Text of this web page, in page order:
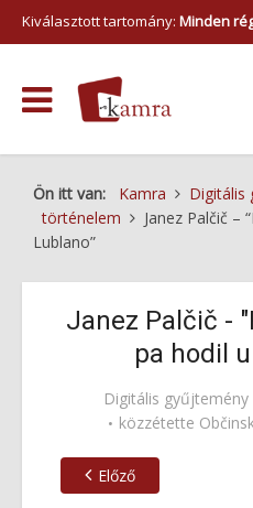
Kiválasztott tartomány: Minden
Ön itt van: Kamra
Digitális
történelem
Janez Palčič –
Lublano”
Janez Palčič -
pa hodil
Digitális gyűjtemény
közzétette
Előző